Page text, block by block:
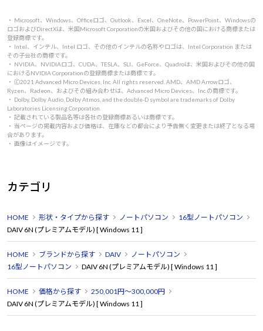
・ Microsoft、Windows、Officeロゴ、Outlook、Excel、OneNote、PowerPoint、Windowsの
ロゴおよびDirectXは、米国Microsoft Corporationの米国およびその他の国における商標または
登録商標です。
・ Intel、インテル、Intel ロゴ、その他のインテルの名称やロゴは、Intel Corporation または
その子会社の商標です。
・ NVIDIA、NVIDIAロゴ、CUDA、TESLA、SLI、GeForce、Quadroは、米国およびその他の国
におけるNVIDIA Corporationの登録商標または商標です。
・ 🄫2021 Advanced Micro Devices, Inc. All rights reserved. AMD、AMD Arrowロゴ、
Ryzen、Radeon、およびその組み合わせは、Advanced Micro Devices、Inc.の商標です。
・ Dolby, Dolby Audio, Dolby Atmos, and the double-D symbol are trademarks of Dolby
Laboratories Licensing Corporation.
・ 記載されている製品名等は各社の登録商標あるいは商標です。
・ 当ページの掲載内容および価格は、在庫などの都合により予告無く変更または終了となる場
合があります。
・ 画像はイメージです。
カテゴリ
HOME 形状・タイプから探す ノートパソコン
16型ノートパソコン
DAIV 6N (プレミアムモデル) [ Windows 11 ]
HOME ブランドから探す DAIV
ノートパソコン
16型ノートパソコン
DAIV 6N (プレミアムモデル) [ Windows 11 ]
HOME 価格から探す
250,001円～300,000円
DAIV 6N (プレミアムモデル) [ Windows 11 ]